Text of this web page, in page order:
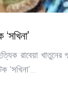
রাবেয়া
‘সখিনা’...